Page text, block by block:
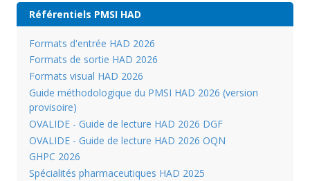
Référentiels PMSI HAD
Formats d'entrée HAD 2026
Formats de sortie HAD 2026
Formats visual HAD 2026
Guide méthodologique du PMSI HAD 2026 (version
provisoire)
OVALIDE - Guide de lecture HAD 2026 DGF
OVALIDE - Guide de lecture HAD 2026 OQN
GHPC 2026
Spécialités pharmaceutiques HAD 2025